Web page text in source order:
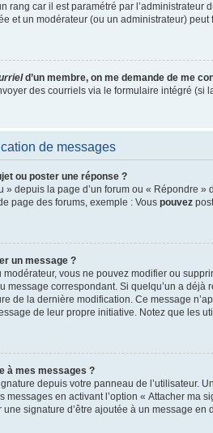
rang car il est paramétré par
et un modérateur (ou un administrateur)
d’un membre, on me demande de me
des courriels via le formulaire intégré
de messages
ou poster une réponse ?
depuis la page d’un forum ou « Répondre
page des forums, exemple : Vous pouvez
un message ?
modérateur, vous ne pouvez modifier ou
message correspondant. Si quelqu’un a déjà
de la dernière modification. Ce message
de leur propre initiative. Notez que les
à mes messages ?
depuis votre panneau de l’utilisateur.
messages en activant l’option « Attacher ma
signature d’être ajoutée à un message en